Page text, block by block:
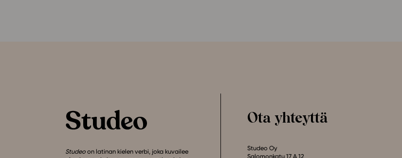
Studeo on latinan kielen verbi, joka kuvailee
Ota yhteyttä
Studeo Oy
Salomonkatu 17 A 12